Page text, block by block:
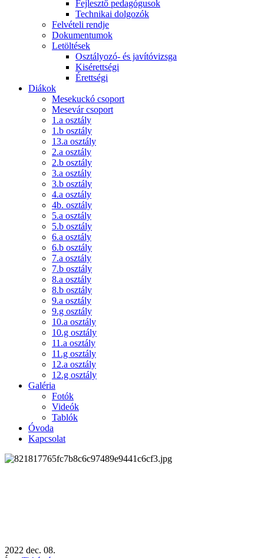
Fejlesztő pedagógusok
Technikai dolgozók
Felvételi rendje
Dokumentumok
Letöltések
Osztályozó- és javítóvizsga
Kisérettségi
Érettségi
Diákok
Mesekuckó csoport
Mesevár csoport
1.a osztály
1.b osztály
13.a osztály
2.a osztály
2.b osztály
3.a osztály
3.b osztály
4.a osztály
4b. osztály
5.a osztály
5.b osztály
6.a osztály
6.b osztály
7.a osztály
7.b osztály
8.a osztály
8.b osztály
9.a osztály
9.g osztály
10.a osztály
10.g osztály
11.a osztály
11.g osztály
12.a osztály
12.g osztály
Galéria
Fotók
Videók
Tablók
Óvoda
Kapcsolat
2022 dec. 08.